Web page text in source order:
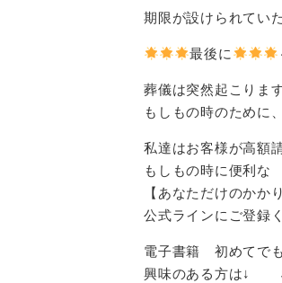
期限が設けられてい
最後に
葬儀は突然起こります
もしもの時のために
私達はお客様が高額
もしもの時に便利な
【あなただけのかか
公式ラインにご登録
電子書籍 初めてでも
興味のある方は